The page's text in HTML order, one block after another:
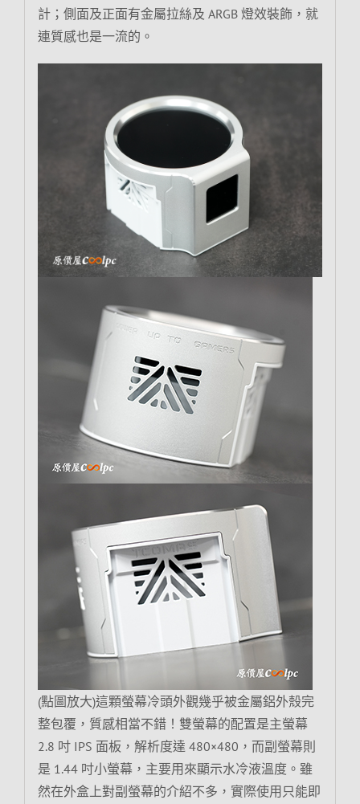
計；側面及正面有金屬拉絲及 ARGB 燈效裝飾，就
連質感也是一流的。
(點圖放大)這顆螢幕冷頭外觀幾乎被金屬鋁外殼完
整包覆，質感相當不錯！雙螢幕的配置是主螢幕
2.8 吋 IPS 面板，解析度達 480×480，而副螢幕則
是 1.44 吋小螢幕，主要用來顯示水冷液溫度。雖
然在外盒上對副螢幕的介紹不多，實際使用只能即